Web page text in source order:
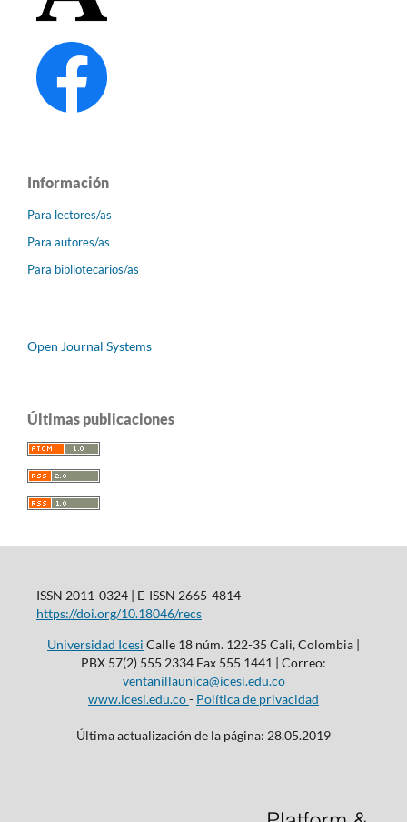
Información
Para lectores/as
Para autores/as
Para bibliotecarios/as
Open Journal Systems
Últimas publicaciones
ISSN 2011-0324 | E-ISSN 2665-4814
https://doi.org/10.18046/recs
Universidad Icesi Calle 18 núm. 122-35 Cali, Colombia |
PBX 57(2) 555 2334 Fax 555 1441 | Correo:
ventanillaunica@icesi.edu.co
www.icesi.edu.co- Política de privacidad
Última actualización de la página: 28.05.2019